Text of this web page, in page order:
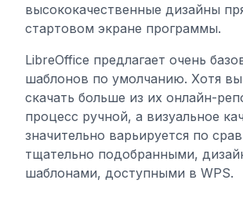
высококачественные дизайны
стартовом экране программы.
LibreOffice предлагает очень
шаблонов по умолчанию. Хотя
скачать больше из их онлайн-
процесс ручной, а визуальное
значительно варьируется по
тщательно подобранными,
шаблонами, доступными в WPS.